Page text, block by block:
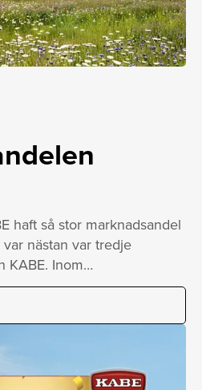
haft så stor marknadsandel
nästan var tredje
KABE. Inom…